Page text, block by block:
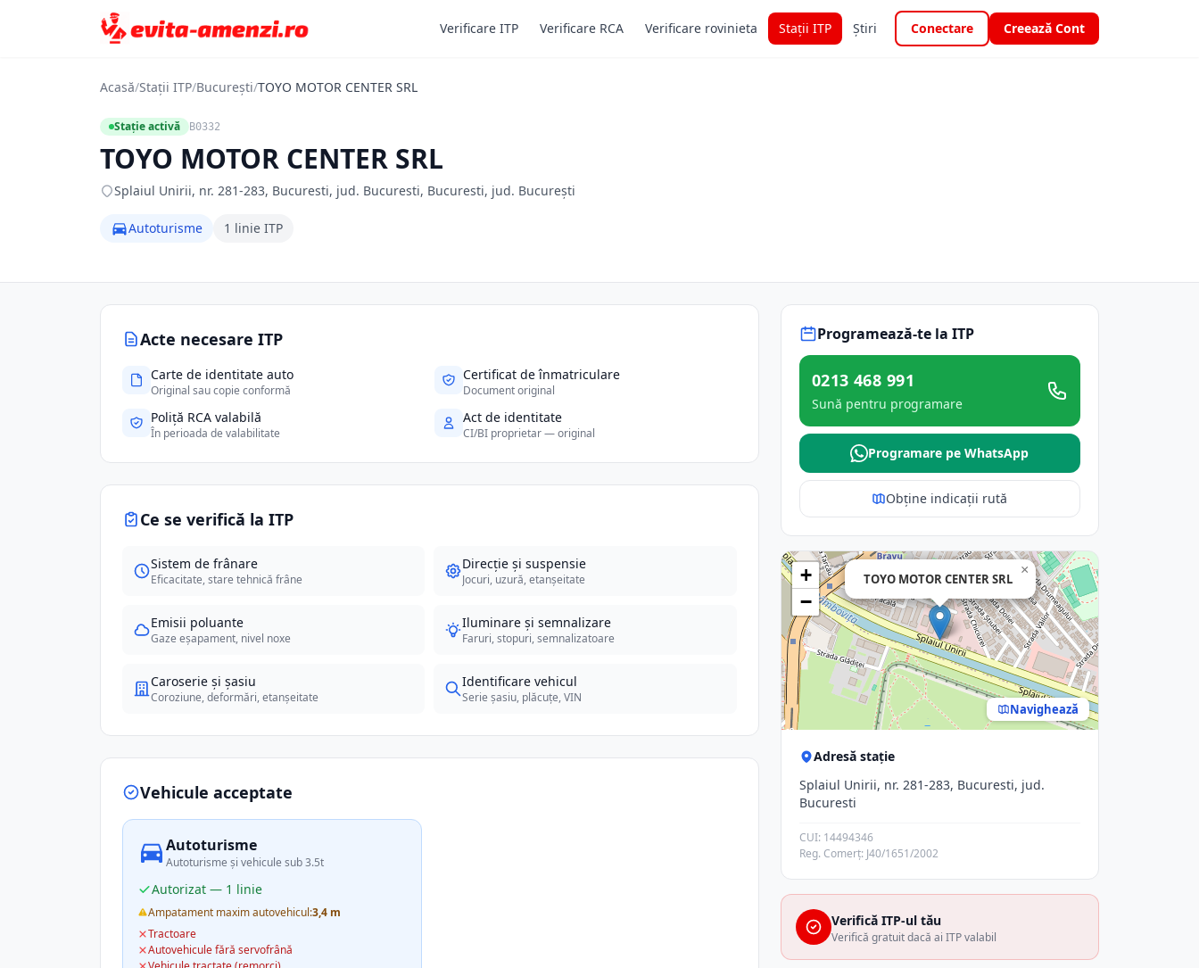
Verificare ITP Verificare RCA Verificare rovinieta Stații ITP Știri Conectare Creează Cont
Acasă/Stații ITP/București/TOYO MOTOR CENTER SRL
Stație activă B0332
TOYO MOTOR CENTER SRL
Splaiul Unirii, nr. 281-283, Bucuresti, jud. Bucuresti, Bucuresti, jud. București
Autoturisme 1 linie ITP
Acte necesare ITP
Carte de identitate auto
Original sau copie conformă
Certificat de înmatriculare
Document original
Poliță RCA valabilă
În perioada de valabilitate
Act de identitate
CI/BI proprietar — original
Ce se verifică la ITP
Sistem de frânare
Eficacitate, stare tehnică frâne
Direcție și suspensie
Jocuri, uzură, etanșeitate
Emisii poluante
Gaze eșapament, nivel noxe
Iluminare și semnalizare
Faruri, stopuri, semnalizatoare
Caroserie și șasiu
Coroziune, deformări, etanșeitate
Identificare vehicul
Serie șasiu, plăcuțe, VIN
Vehicule acceptate
Autoturisme
Autoturisme și vehicule sub 3.5t
Autorizat — 1 linie
Ampatament maxim autovehicul:3,4 m
Tractoare
Autovehicule fără servofrână
Programează-te la ITP
0213 468 991
Sună pentru programare
Programare pe WhatsApp
Obține indicații rută
TOYO MOTOR CENTER SRL
×
+
−
Navighează
Adresă stație
Splaiul Unirii, nr. 281-283, Bucuresti, jud.
Bucuresti
CUI: 14494346
Reg. Comerț: J40/1651/2002
Verifică ITP-ul tău
Verifică gratuit dacă ai ITP valabil